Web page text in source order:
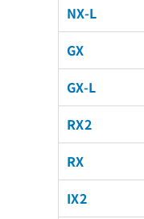
NX-L
GX
GX-L
RX2
RX
IX2